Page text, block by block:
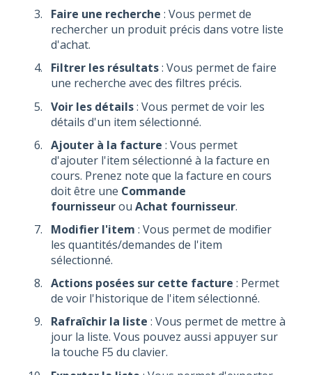
Faire une recherche : Vous permet de
rechercher un produit précis dans votre liste
d'achat.
Filtrer les résultats: Vous permet de faire
une recherche avec des filtres précis.
Voir les détails: Vous permet de voir les
détails d'un item sélectionné.
Ajouter à la facture : Vous permet
d'ajouter l'item sélectionné à la facture en
cours. Prenez note que la facture en cours
doit être une Commande
fournisseurou Achat fournisseur.
Modifier l'item : Vous permet de modifier
les quantités/demandes de l'item
sélectionné.
Actions posées sur cette facture : Permet
de voir l'historique de l'item sélectionné.
Rafraîchir la liste : Vous permet de mettre à
jour la liste. Vous pouvez aussi appuyer sur
la touche F5 du clavier.